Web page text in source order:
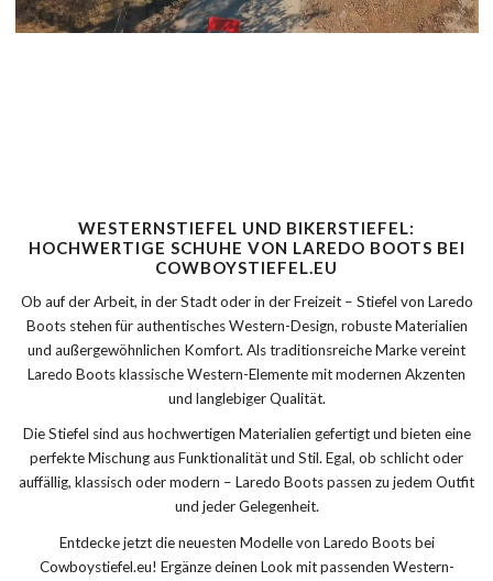
WESTERNSTIEFEL UND BIKERSTIEFEL:
HOCHWERTIGE SCHUHE VON LAREDO BOOTS BEI
COWBOYSTIEFEL.EU
Ob auf der Arbeit, in der Stadt oder in der Freizeit – Stiefel von Laredo
Boots stehen für authentisches Western-Design, robuste Materialien
und außergewöhnlichen Komfort. Als traditionsreiche Marke vereint
Laredo Boots klassische Western-Elemente mit modernen Akzenten
und langlebiger Qualität.
Die Stiefel sind aus hochwertigen Materialien gefertigt und bieten eine
perfekte Mischung aus Funktionalität und Stil. Egal, ob schlicht oder
auffällig, klassisch oder modern – Laredo Boots passen zu jedem Outfit
und jeder Gelegenheit.
Entdecke jetzt die neuesten Modelle von Laredo Boots bei
Cowboystiefel.eu! Ergänze deinen Look mit passenden Western-